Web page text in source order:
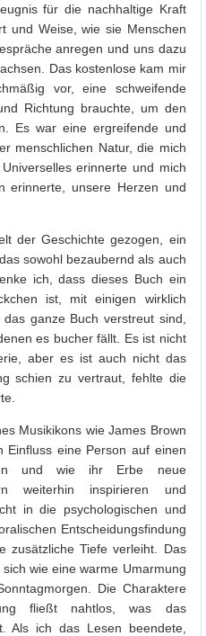
für die nachhaltige Kraft
und Weise, wie sie Menschen
anregen und uns dazu
Das kostenlose kam mir
vor, eine schweifende
Richtung brauchte, um den
Es war eine ergreifende und
menschlichen Natur, die mich
erinnerte und mich
erinnerte, unsere Herzen und
der Geschichte gezogen, ein
sowohl bezaubernd als auch
ich, dass dieses Buch ein
ist, mit einigen wirklich
ganze Buch verstreut sind,
es bucher fällt. Es ist nicht
aber es ist auch nicht das
schien zu vertraut, fehlte die
Musikikons wie James Brown
Einfluss eine Person auf einen
und wie ihr Erbe neue
weiterhin inspirieren und
in die psychologischen und
Entscheidungsfindung
zusätzliche Tiefe verleiht. Das
wie eine warme Umarmung
Die Charaktere
fließt nahtlos, was das
Als ich das Lesen beendete,